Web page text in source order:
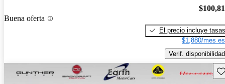
Buena oferta
El precio incluye tasas
$1,880/mes
Verif. disponibilidad